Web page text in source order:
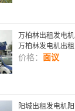
厂旋片真空泵推荐
万柏林出租发电机
万柏林发电机出租
价格： 面议
阳城出租发电机阳